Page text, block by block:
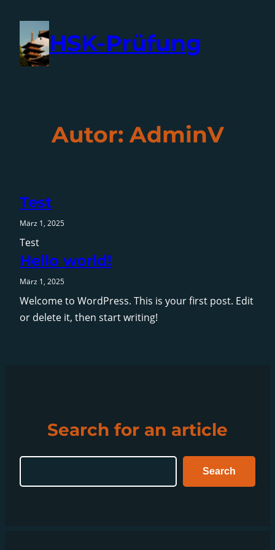
Inhalt
wechseln
HSK-Prüfung
Autor:AdminV
Test
März 1, 2025
Test
Hello world!
März 1, 2025
Welcome to WordPress. This is your first post. Edit
or delete it, then start writing!
Search for an article
Search
Search